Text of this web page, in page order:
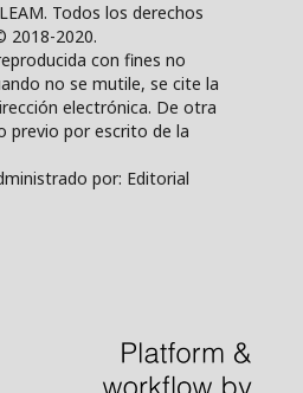
Todos los derechos
2018-2020.
con fines no
no se mutile, se cite la
electrónica. De otra
previo por escrito de la
por: Editorial